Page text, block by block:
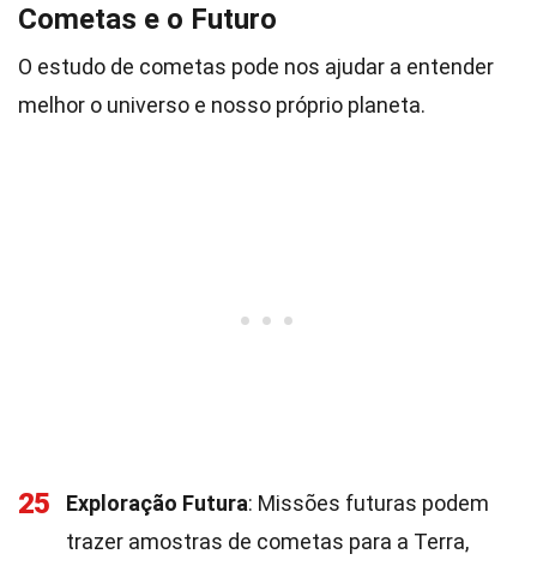
Cometas e o Futuro
O estudo de cometas pode nos ajudar a entender
melhor o universo e nosso próprio planeta.
25 Exploração Futura: Missões futuras podem
trazer amostras de cometas para a Terra,